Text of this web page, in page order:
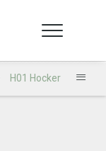
H01 Hocker